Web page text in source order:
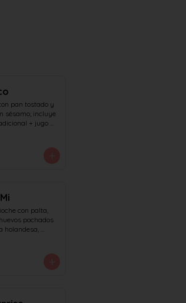
pan tostado y
sésamo; incluye
+ jugo
+
y frutas de
con palta,
pochados
holandesa,
adicionales) +
+ yogur griego